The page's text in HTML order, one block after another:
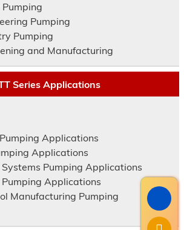
Pumping
Pumping
and Manufacturing
Series Applications
Applications
Applications
Pumping Applications
Pumping Applications
Manufacturing Pumping